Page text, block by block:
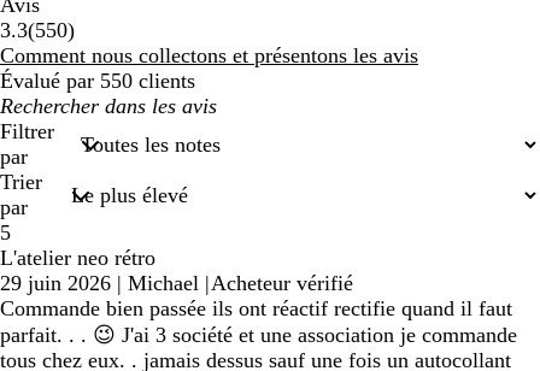
Avis
3.3(550550
avis
)
Comment nous collectons et présentons les avis
Évalué par 550 clients
Mes
recherches
saisies
Filtrer
par
Trier
par
5
L'atelier neo rétro
29 juin 2026 | Michael |Acheteur vérifié
Commande bien passée ils ont réactif rectifie quand il faut
parfait. . . 😉 J'ai 3 société et une association je commande
tous chez eux. . jamais dessus sauf une fois un autocollant